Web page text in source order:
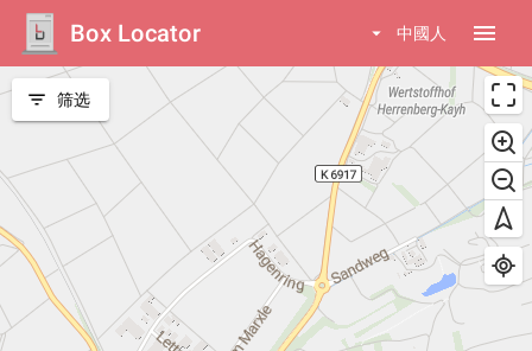
Box Locator arrow_drop_down 中國人 menu
filter_list 筛选